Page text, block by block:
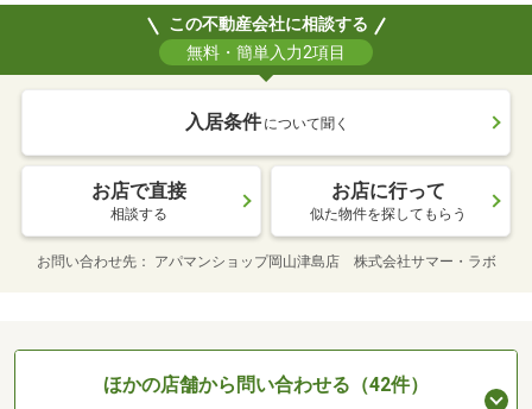
この不動産会社に相談する
無料・簡単入力2項目
入居条件 について聞く
お店で直接
相談する
お店に行って
似た物件を探してもらう
お問い合わせ先 アパマンショップ岡山津島店 株式会社サマー・ラボ
ほかの店舗から問い合わせる（42件）